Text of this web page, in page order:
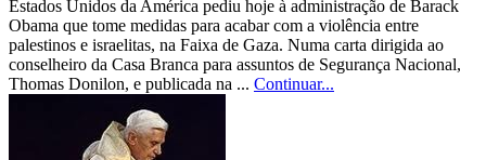
Estados Unidos da América pediu hoje à administração de Barack
Obama que tome medidas para acabar com a violência entre
palestinos e israelitas, na Faixa de Gaza. Numa carta dirigida ao
conselheiro da Casa Branca para assuntos de Segurança Nacional,
Thomas Donilon, e publicada na ... Continuar...